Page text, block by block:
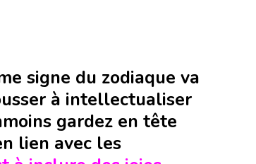
signe du zodiaque va
à intellectualiser
gardez en tête
lien avec les